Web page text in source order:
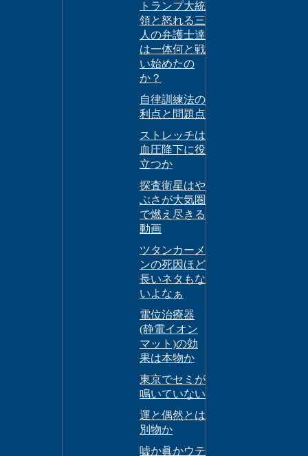
トランプ大統
領と怒れる三
人の弁護士達
は一体何と戦
い始めたの
か？
自律訓練法の
利点と問題点
ストレッチは
血圧降下に役
立つか
探査衛星はや
ぶさが大気圏
で燃え尽きる
動画
ツタンカーメ
ンの死因ほど
長いネタもな
いよなぁ
電位治療器
(静電イオン
マット)の効
果は本物か
東京でセミが
鳴いていない
運と偶然とは
別物か
嘘か眞かウテ